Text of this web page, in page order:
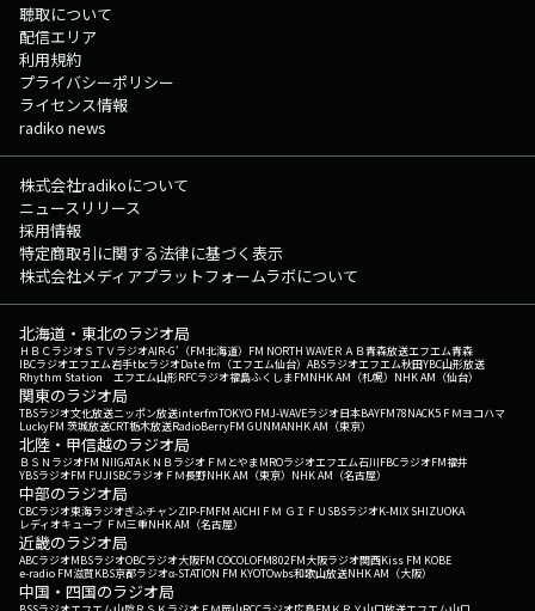
聴取について
配信エリア
利用規約
プライバシーポリシー
ライセンス情報
radiko news
株式会社radikoについて
ニュースリリース
採用情報
特定商取引に関する法律に基づく表示
株式会社メディアプラットフォームラボについて
北海道・東北のラジオ局
ＨＢＣラジオＳＴＶラジオAIR-G'（FM北海道） FM NORTH WAVEＲＡＢ青森放送エフエム青森
IBCラジオエフエム岩手tbcラジオDate fm（エフエム仙台） ABSラジオエフエム秋田YBC山形放送
Rhythm Station エフエム山形RFCラジオ福島ふくしまFMNHK AM（札幌） NHK AM（仙台）
関東のラジオ局
TBSラジオ文化放送ニッポン放送interfmTOKYO FMJ-WAVEラジオ日本BAYFM78NACK5 ＦＭヨコハマ
LuckyFM 茨城放送CRT栃木放送RadioBerryFM GUNMANHK AM（東京）
北陸・甲信越のラジオ局
ＢＳＮラジオFM NIIGATAＫＮＢラジオ ＦＭとやまMROラジオエフエム石川FBCラジオFM福井
YBSラジオFM FUJISBCラジオ ＦＭ長野NHK AM（東京） NHK AM（名古屋）
中部のラジオ局
CBCラジオ東海ラジオぎふチャンZIP-FMFM AICHI ＦＭ ＧＩＦＵ SBSラジオK-MIX SHIZUOKA
レディオキューブ ＦＭ三重NHK AM（名古屋）
近畿のラジオ局
ABCラジオMBSラジオOBCラジオ大阪FM COCOLOFM802FM大阪ラジオ関西Kiss FM KOBE
e-radio FM滋賀KBS京都ラジオα-STATION FM KYOTOwbs和歌山放送NHK AM（大阪）
中国・四国のラジオ局